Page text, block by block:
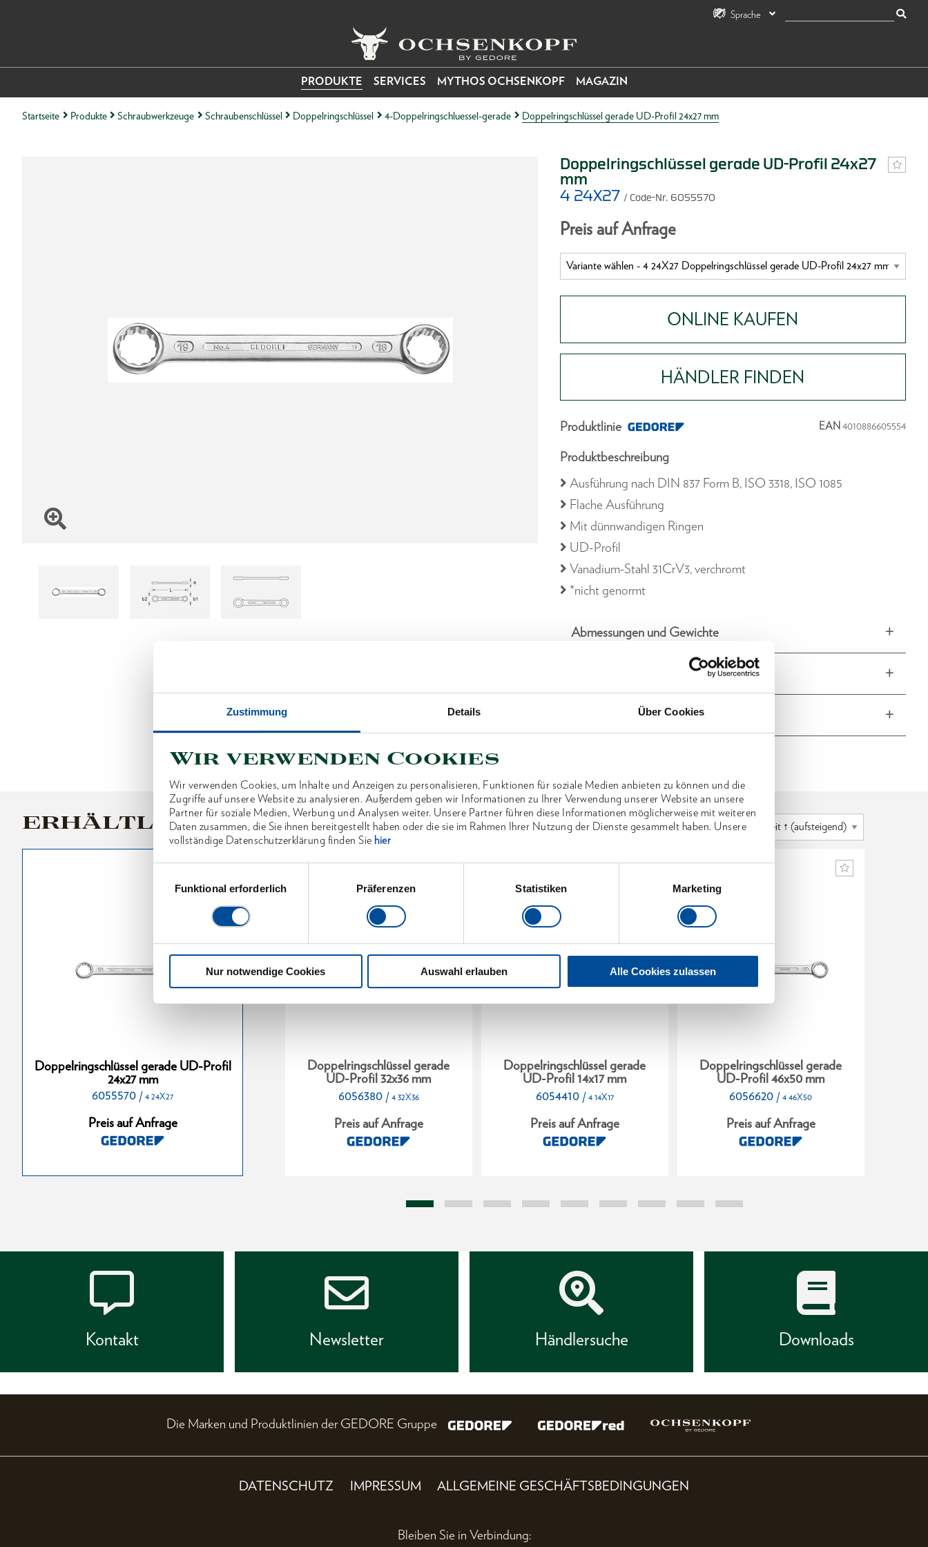
Zustimmung Details Über Cookies
Wir verwenden Cookies
Wir verwenden Cookies, um Inhalte und Anzeigen zu personalisieren, Funktionen für soziale Medien anbieten zu können und die
Zugriffe auf unsere Website zu analysieren. Außerdem geben wir Informationen zu Ihrer Verwendung unserer Website an unsere
Partner für soziale Medien, Werbung und Analysen weiter. Unsere Partner führen diese Informationen möglicherweise mit weiteren
Daten zusammen, die Sie ihnen bereitgestellt haben oder die sie im Rahmen Ihrer Nutzung der Dienste gesammelt haben. Unsere
vollständige Datenschutzerklärung finden Sie hier
Funktional erforderlich
Präferenzen Statistiken Marketing
Nur notwendige Cookies Auswahl erlauben Alle Cookies zulassen
Sprache
PRODUKTE SERVICES MYTHOS OCHSENKOPF MAGAZIN
Startseite Produkte Schraubwerkzeuge Schraubenschlüssel Doppelringschlüssel 4-Doppelringschluessel-gerade Doppelringschlüssel gerade UD-Profil 24x27 mm
Doppelringschlüssel gerade UD-Profil 24x27
mm
4 24X27 / Code-Nr. 6055570
Preis auf Anfrage
ONLINE KAUFEN
HÄNDLER FINDEN
Produktlinie EAN4010886605554
Produktbeschreibung
Ausführung nach DIN 837 Form B, ISO 3318, ISO 1085
Flache Ausführung
Mit dünnwandigen Ringen
UD-Profil
Vanadium-Stahl 31CrV3, verchromt
*nicht genormt
Abmessungen und Gewichte
Technische Eigenschaften
ERHÄLTLICHE VARIANTEN
Doppelringschlüssel gerade UD-Profil
24x27 mm
6055570 / 4 24X27
Preis auf Anfrage
gerade
Doppelringschlüssel gerade
UD-Profil 17x19 mm
6054760
Preis auf Anfrage
Doppelringschlüssel gerade
UD-Profil 32x36 mm
6056380 / 4 32X36
Preis auf Anfrage
Doppelringschlüssel gerade
UD-Profil 14x17 mm
6054410 / 4 14X17
Preis auf Anfrage
Doppelringschlüssel gerade
UD-Profil 46x50 mm
6056620 / 4 46X50
Preis auf Anfrage
Kontakt Newsletter Händlersuche Downloads
Die Marken und Produktlinien der GEDORE Gruppe
DATENSCHUTZ IMPRESSUM ALLGEMEINE GESCHÄFTSBEDINGUNGEN
Bleiben Sie in Verbindung: